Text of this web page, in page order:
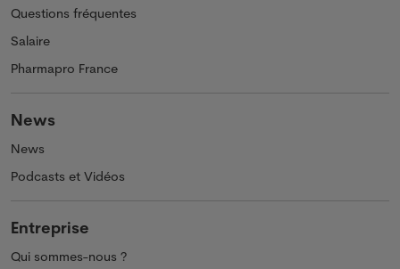
Questions fréquentes
Salaire
Pharmapro France
News
News
Podcasts et Vidéos
Entreprise
Qui sommes-nous ?